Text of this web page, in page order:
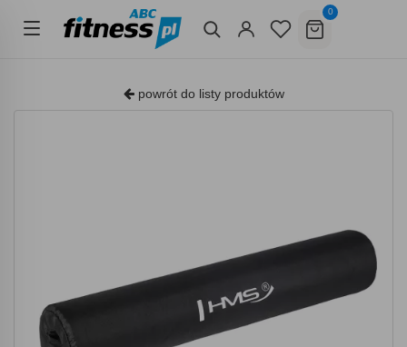
0
powrót do listy produktów